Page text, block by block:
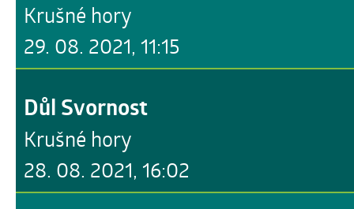
29. 08. 2021, 11:15
Krušné hory
28. 08. 2021, 16:02
Důl Svornost
Krušné hory